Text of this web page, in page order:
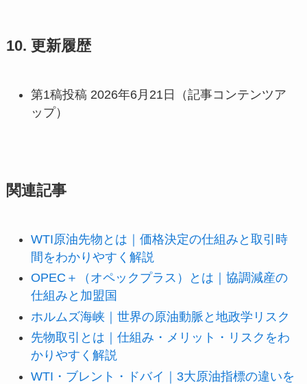
10. 更新履歴
第1稿投稿 2026年6月21日（記事コンテンツア
ップ）
関連記事
WTI原油先物とは｜価格決定の仕組みと取引時
間をわかりやすく解説
OPEC＋（オペックプラス）とは｜協調減産の
仕組みと加盟国
ホルムズ海峡｜世界の原油動脈と地政学リスク
先物取引とは｜仕組み・メリット・リスクをわ
かりやすく解説
WTI・ブレント・ドバイ｜3大原油指標の違いを